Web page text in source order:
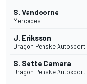
S. Vandoorne
Mercedes
J. Eriksson
Dragon Penske Autosport
S. Sette Camara
Dragon Penske Autosport